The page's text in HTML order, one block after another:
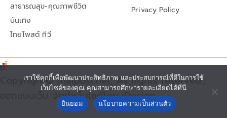
สาธารณสุข-คุณภาพชีวิต
บันเทิง
ไทยโพสต์ ทีวี
Privacy Policy
Copyright© thaipost.net, All rights reserved.,
ออกแบบเว็บ จัดทำเว็บไซต์โดย iDesign
เราใช้คุกกี้เพื่อพัฒนาประสิทธิภาพ และประสบการณ์ที่ดีในการใช้
เว็บไซต์ของคุณ คุณสามารถศึกษารายละเอียดได้ที่นี่
ยินยอม
นโยบายความเป็นส่วนตัว